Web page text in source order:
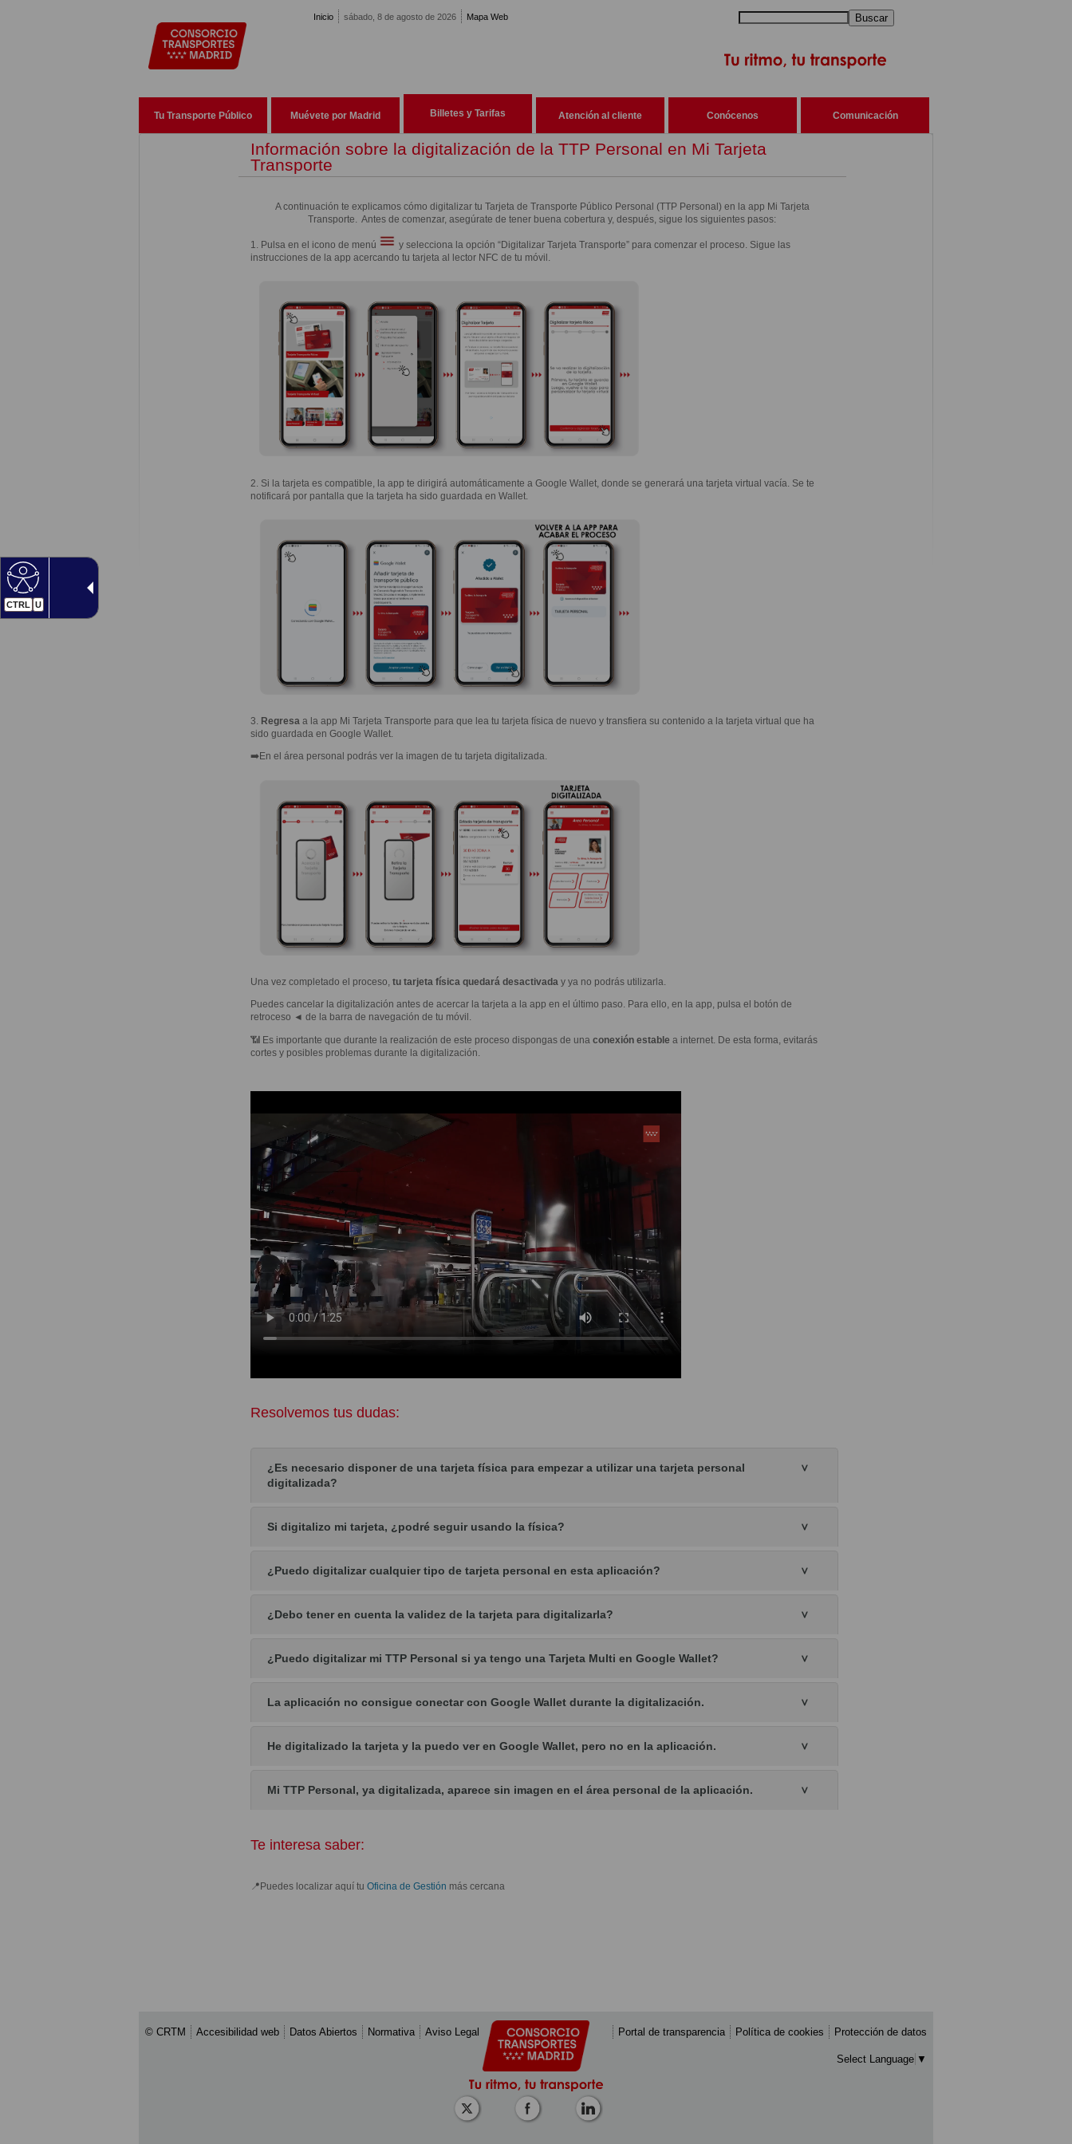
CTRL U
Inicio sábado, 8 de agosto de 2026 Mapa Web Buscar
Tu Transporte Público Muévete por Madrid Billetes y Tarifas Atención al cliente Conócenos Comunicación
Información sobre la digitalización de la TTP Personal en Mi Tarjeta
Transporte
A continuación te explicamos cómo digitalizar tu Tarjeta de Transporte Público Personal (TTP Personal) en la app Mi Tarjeta
Transporte. Antes de comenzar, asegúrate de tener buena cobertura y, después, sigue los siguientes pasos:
1. Pulsa en el icono de menú
y selecciona la opción “Digitalizar Tarjeta Transporte” para comenzar el proceso. Sigue las
instrucciones de la app acercando tu tarjeta al lector NFC de tu móvil.
2. Si la tarjeta es compatible, la app te dirigirá automáticamente a Google Wallet, donde se generará una tarjeta virtual vacía. Se te
notificará por pantalla que la tarjeta ha sido guardada en Wallet.
3. Regresa a la app Mi Tarjeta Transporte para que lea tu tarjeta física de nuevo y transfiera su contenido a la tarjeta virtual que ha
sido guardada en Google Wallet.
➡️En el área personal podrás ver la imagen de tu tarjeta digitalizada.
Una vez completado el proceso,tu tarjeta física quedará desactivada y ya no podrás utilizarla.
Puedes cancelar la digitalización antes de acercar la tarjeta a la app en el último paso. Para ello, en la app, pulsa el botón de
retroceso ◄ de la barra de navegación de tu móvil.
📶 Es importante que durante la realización de este proceso dispongas de unaconexión estable a internet. De esta forma, evitarás
cortes y posibles problemas durante la digitalización.
Resolvemos tus dudas:
¿Es necesario disponer de una tarjeta física para empezar a utilizar una tarjeta personal
digitalizada?
Si digitalizo mi tarjeta, ¿podré seguir usando la física?
¿Puedo digitalizar cualquier tipo de tarjeta personal en esta aplicación?
¿Debo tener en cuenta la validez de la tarjeta para digitalizarla?
¿Puedo digitalizar mi TTP Personal si ya tengo una Tarjeta Multi en Google Wallet?
La aplicación no consigue conectar con Google Wallet durante la digitalización.
He digitalizado la tarjeta y la puedo ver en Google Wallet, pero no en la aplicación.
Mi TTP Personal, ya digitalizada, aparece sin imagen en el área personal de la aplicación.
Te interesa saber:
📍Puedes localizar aquí tuOficina de Gestión más cercana
© CRTM Accesibilidad web Datos Abiertos Normativa Aviso Legal Portal de transparencia Política de cookies Protección de datos
Select Language ▼